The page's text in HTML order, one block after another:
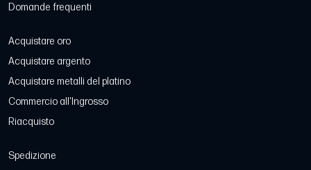
Domande frequenti
Acquistare oro
Acquistare argento
Acquistare metalli del platino
Commercio all'Ingrosso
Riacquisto
Spedizione